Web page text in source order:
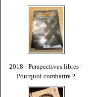
2018 - Perspectives libres -
Pourquoi combattre ?